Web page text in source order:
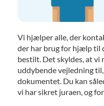
Vi hjælper alle, der
der har brug for hjælp til
bestilt. Det skyldes, at vi
uddybende vejledning
dokumentet. Du kan
vi har sikret juraen, og